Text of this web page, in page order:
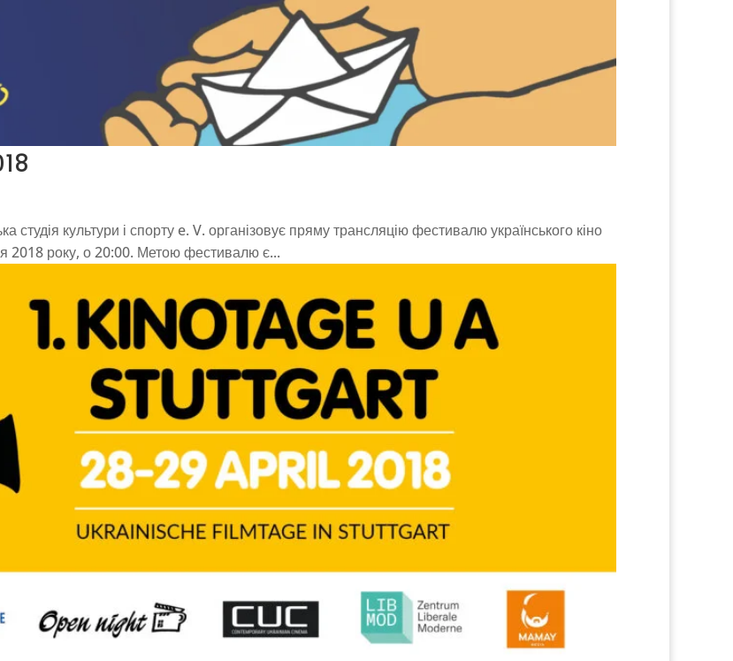
студія культури і спорту e. V. організовує пряму трансляцію фестивалю українського кіно
2018 року, о 20:00. Метою фестивалю є...